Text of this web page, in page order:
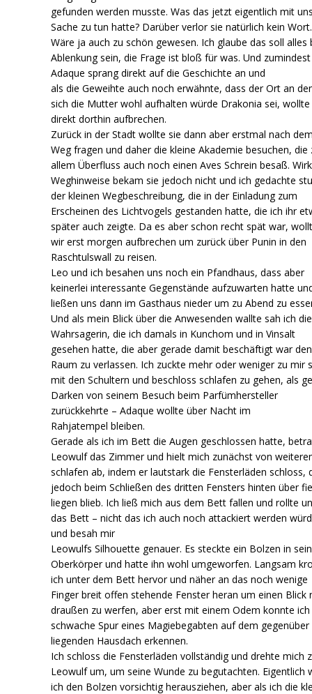
gefunden werden musste. Was das jetzt eigentlich mit
Sache zu tun hatte? Darüber verlor sie natürlich kein Wort.
Wäre ja auch zu schön gewesen. Ich glaube das soll alles
Ablenkung sein, die Frage ist bloß für was. Und zumindest
Adaque sprang direkt auf die Geschichte an und
als die Geweihte auch noch erwähnte, dass der Ort an
sich die Mutter wohl aufhalten würde Drakonia sei, wollte
direkt dorthin aufbrechen.
Zurück in der Stadt wollte sie dann aber erstmal nach
Weg fragen und daher die kleine Akademie besuchen, die
allem Überfluss auch noch einen Aves Schrein besaß.
Weghinweise bekam sie jedoch nicht und ich gedachte
der kleinen Wegbeschreibung, die in der Einladung zum
Erscheinen des Lichtvogels gestanden hatte, die ich ihr
später auch zeigte. Da es aber schon recht spät war,
wir erst morgen aufbrechen um zurück über Punin in den
Raschtulswall zu reisen.
Leo und ich besahen uns noch ein Pfandhaus, dass aber
keinerlei interessante Gegenstände aufzuwarten hatte
ließen uns dann im Gasthaus nieder um zu Abend zu
Und als mein Blick über die Anwesenden wallte sah ich die
Wahrsagerin, die ich damals in Kunchom und in Vinsalt
gesehen hatte, die aber gerade damit beschäftigt war den
Raum zu verlassen. Ich zuckte mehr oder weniger zu mir
mit den Schultern und beschloss schlafen zu gehen, als
Darken von seinem Besuch beim Parfümhersteller
zurückkehrte – Adaque wollte über Nacht im
Rahjatempel bleiben.
Gerade als ich im Bett die Augen geschlossen hatte,
Leowulf das Zimmer und hielt mich zunächst von
schlafen ab, indem er lautstark die Fensterläden schloss,
jedoch beim Schließen des dritten Fensters hinten über
liegen blieb. Ich ließ mich aus dem Bett fallen und rollte
das Bett – nicht das ich auch noch attackiert werden
und besah mir
Leowulfs Silhouette genauer. Es steckte ein Bolzen in
Oberkörper und hatte ihn wohl umgeworfen. Langsam
ich unter dem Bett hervor und näher an das noch wenige
Finger breit offen stehende Fenster heran um einen Blick
draußen zu werfen, aber erst mit einem Odem konnte ich
schwache Spur eines Magiebegabten auf dem gegenüber
liegenden Hausdach erkennen.
Ich schloss die Fensterläden vollständig und drehte mich
Leowulf um, um seine Wunde zu begutachten. Eigentlich
ich den Bolzen vorsichtig herausziehen, aber als ich die